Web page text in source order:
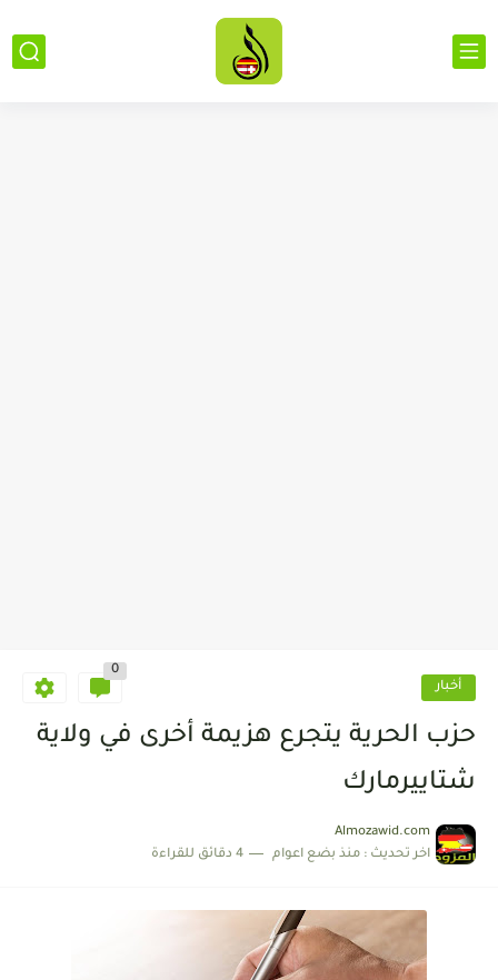
أخبار
0
حزب الحرية يتجرع هزيمة أخرى في ولاية
شتاييرمارك
Almozawid.com
اخر تحديث : منذ بضع اعوام 4 دقائق للقراءة